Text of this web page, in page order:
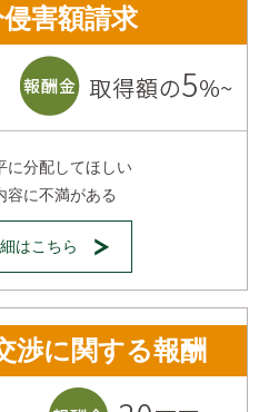
害額請求
に分配してほしい
容に不満がある
はこちら
渉に関する報酬